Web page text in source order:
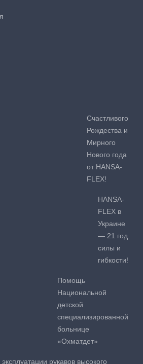
Счастливого
Рождества и
Мирного
Нового года
от HANSA-
FLEX!
HANSA-
FLEX в
Украине
— 21 год
силы и
гибкости!
Помощь
Национальной
детской
специализированной
больнице
«Охматдет»
рукавов высокого